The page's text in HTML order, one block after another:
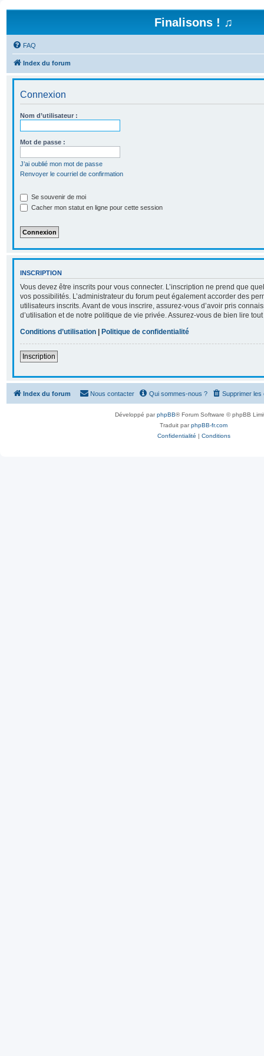
Finalisons ! ♫
FAQ
Index du forum
Connexion
Nom d’utilisateur :
Mot de passe :
J’ai oublié mon mot de passe
Renvoyer le courriel de confirmation
Se souvenir de moi
Cacher mon statut en ligne pour cette session
INSCRIPTION
Vous devez être inscrits pour vous connecter. L’inscription ne prend que
vos possibilités. L’administrateur du forum peut également accorder des
utilisateurs inscrits. Avant de vous inscrire, assurez-vous d’avoir pris
d’utilisation et de notre politique de vie privée. Assurez-vous de bien lire
Conditions d’utilisation | Politique de confidentialité
Inscription
Index du forum Supprimer les
Qui sommes-nous ?
Nous contacter
Développé parphpBB® Forum Software © phpBB
Traduit parphpBB-fr.com
Confidentialité | Conditions